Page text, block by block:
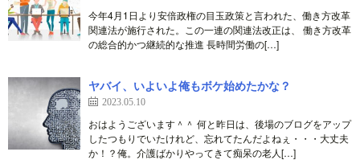
今年4月1日より安倍政権の目玉政策と言われた、働き方改革
関連法が施行された。この一連の関連法改正は、 働き方改革
の総合的かつ継続的な推進 長時間労働の[…]
ヤバイ、いよいよ俺もボケ始めたかな？
2023.05.10
おはようございます＾＾ 何と昨日は、後場のブログをアップ
したつもりでいたけれど、忘れてたんだよねぇ・・・大丈夫
か！？俺。介護ばかりやってきて痴呆の老人[…]